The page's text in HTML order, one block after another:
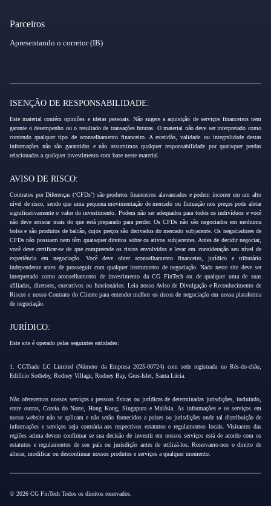
Parceiros
Apresentando o corretor (IB)
ISENÇÃO DE RESPONSABILIDADE:
Este material contém opiniões e ideias pessoais. Não sugere a aquisição de serviços financeiros nem
garante o desempenho ou o resultado de transações futuras. O material não deve ser interpretado como
contendo qualquer tipo de aconselhamento financeiro. A exatidão, validade ou integralidade destas
informações não são garantidas e não assumimos qualquer responsabilidade por quaisquer perdas
relacionadas a qualquer investimento com base neste material.
AVISO DE RISCO:
Contratos por Diferenças (‘CFDs’) são produtos financeiros alavancados e podem incorrer em um alto
nível de risco, sendo que uma pequena movimentação de mercado ou flutuação nos preços pode afetar
significativamente o valor do investimento. Podem não ser adequados para todos os indivíduos e você
não deve arriscar mais do que está preparado para perder. Os CFDs não são negociados em nenhuma
bolsa e são produtos de balcão, cujos preços são derivados do mercado subjacente. Os negociadores de
CFDs não possuem nem têm quaisquer direitos sobre os ativos subjacentes. Antes de decidir negociar,
você deve certificar-se de que compreende os riscos envolvidos e levar em consideração seu nível de
experiência em negociação. Você deve obter aconselhamento financeiro, jurídico e tributário
independente antes de prosseguir com qualquer instrumento de negociação. Nada neste site deve ser
interpretado como aconselhamento de investimento da CG FinTech ou de qualquer uma de suas
afiliadas, diretores, executivos ou funcionários. Leia nosso Aviso de Divulgação e Reconhecimento de
Riscos e nosso Contrato do Cliente para entender melhor os riscos de negociação em nossa plataforma
de negociação.
JURÍDICO:
Este site é operado pelas seguintes entidades:
1. CGTrade LC Limited (Número da Empresa 2025-00724) com sede registrada no Rés-do-chão,
Edifício Sotheby, Rodney Village, Rodney Bay, Gros-Islet, Santa Lúcia.
Não oferecemos nossos serviços a pessoas físicas ou jurídicas de determinadas jurisdições, incluindo,
entre outras, Coreia do Norte, Hong Kong, Singapura e Malásia. As informações e os serviços em
nosso website não se aplicam e não serão fornecidos a países ou jurisdições onde tal distribuição de
informações e serviços seja contrária aos respectivos estatutos e regulamentos locais. Visitantes das
regiões acima devem confirmar se sua decisão de investir em nossos serviços está de acordo com os
estatutos e regulamentos de seu país ou jurisdição antes de utilizá-los. Reservamo-nos o direito de
alterar, modificar ou descontinuar nossos produtos e serviços a qualquer momento.
© 2026 CG FinTech Todos os direitos reservados.